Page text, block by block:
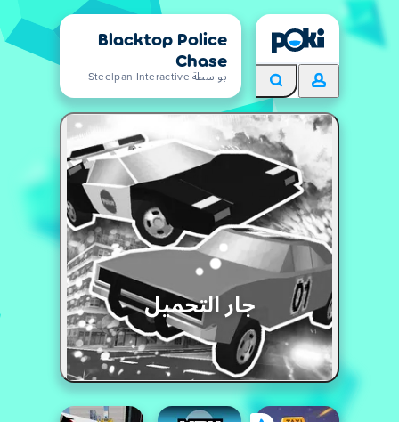
Blacktop Police
Chase
بواسطة Steelpan Interactive
جار التحميل